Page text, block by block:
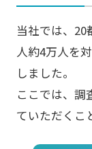
当社では、
人約4万人を
しました。
ここでは、調
ていただくこ